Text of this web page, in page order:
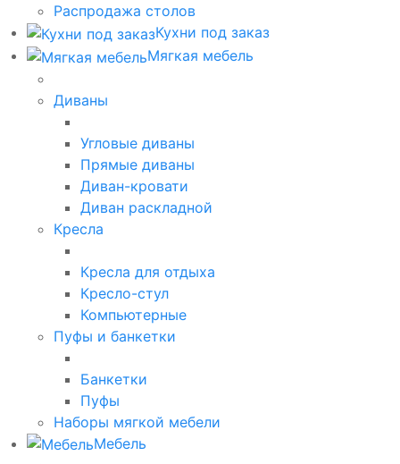
Распродажа столов
Кухни под заказ
Мягкая мебель
Диваны
Угловые диваны
Прямые диваны
Диван-кровати
Диван раскладной
Кресла
Кресла для отдыха
Кресло-стул
Компьютерные
Пуфы и банкетки
Банкетки
Пуфы
Наборы мягкой мебели
Мебель